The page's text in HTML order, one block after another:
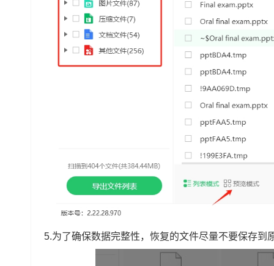
5.为了确保数据完整性，恢复的文件尽量不要保存到